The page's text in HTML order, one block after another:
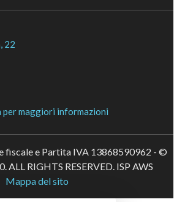
22
maggiori informazioni
fiscale e Partita IVA 13868590962 - ©
RIGHTS RESERVED. ISP AWS
Mappa del sito